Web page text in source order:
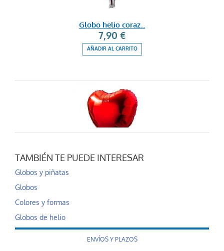
Globo helio coraz...
7,90 €
AÑADIR AL CARRITO
TAMBIÉN TE PUEDE INTERESAR
Globos y piñatas
Globos
Colores y formas
Globos de helio
ENVÍOS Y PLAZOS